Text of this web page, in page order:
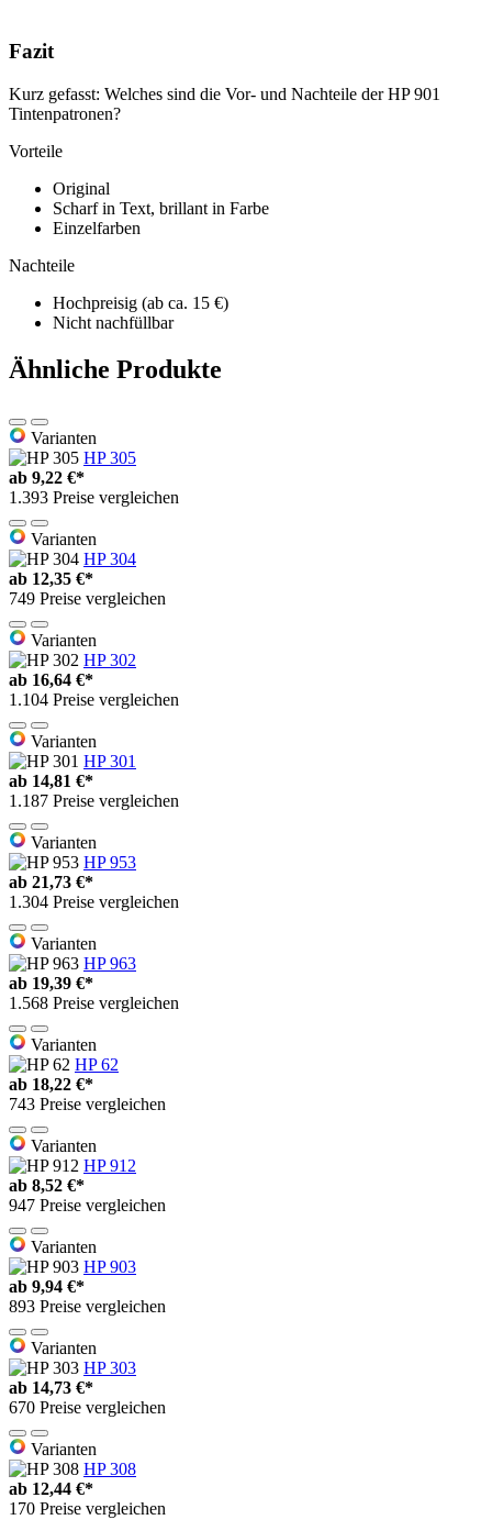
Fazit
Kurz gefasst: Welches sind die Vor- und Nachteile der HP 901
Tintenpatronen?
Vorteile
Original
Scharf in Text, brillant in Farbe
Einzelfarben
Nachteile
Hochpreisig (ab ca. 15 €)
Nicht nachfüllbar
Ähnliche Produkte
Varianten
HP 305
ab 9,22 €*
1.393 Preise vergleichen
Varianten
HP 304
ab 12,35 €*
749 Preise vergleichen
Varianten
HP 302
ab 16,64 €*
1.104 Preise vergleichen
Varianten
HP 301
ab 14,81 €*
1.187 Preise vergleichen
Varianten
HP 953
ab 21,73 €*
1.304 Preise vergleichen
Varianten
HP 963
ab 19,39 €*
1.568 Preise vergleichen
Varianten
HP 62
ab 18,22 €*
743 Preise vergleichen
Varianten
HP 912
ab 8,52 €*
947 Preise vergleichen
Varianten
HP 903
ab 9,94 €*
893 Preise vergleichen
Varianten
HP 303
ab 14,73 €*
670 Preise vergleichen
Varianten
HP 308
ab 12,44 €*
170 Preise vergleichen